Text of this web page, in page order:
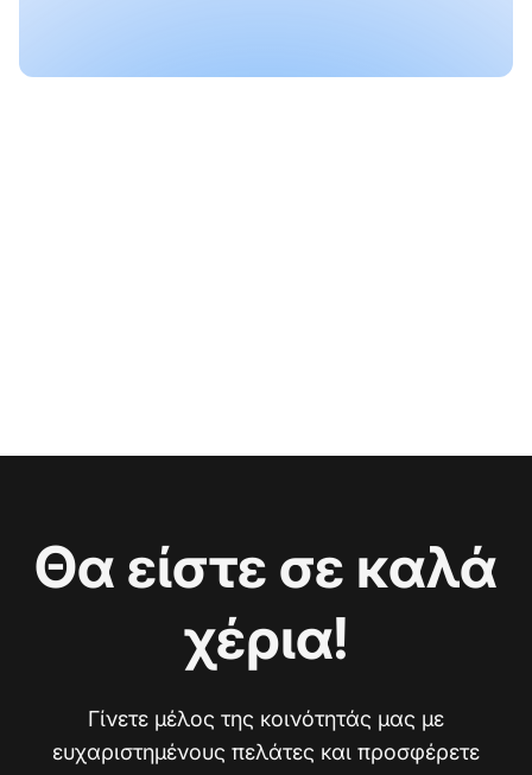
Θα είστε σε καλά
χέρια!
Γίνετε μέλος της κοινότητάς μας με
ευχαριστημένους πελάτες και προσφέρετε